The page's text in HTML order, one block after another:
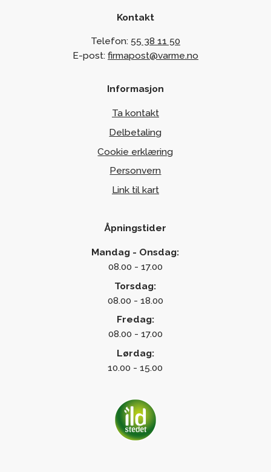
Kontakt
Telefon: 55 38 11 50
E-post: firmapost@varme.no
Informasjon
Ta kontakt
Delbetaling
Cookie erklæring
Personvern
Link til kart
Åpningstider
Mandag - Onsdag:
08.00 - 17.00
Torsdag:
08.00 - 18.00
Fredag:
08.00 - 17.00
Lørdag:
10.00 - 15.00